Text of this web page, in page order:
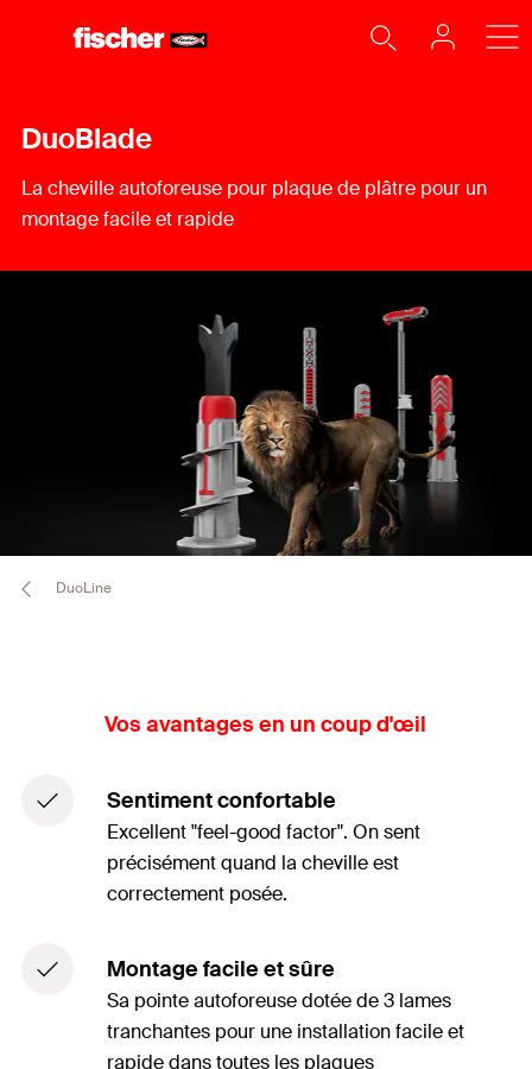
DuoBlade
La cheville autoforeuse pour plaque de plâtre pour un
montage facile et rapide
DuoLine
Vos avantages en un coup d'œil
Sentiment confortable
Excellent "feel-good factor". On sent
précisément quand la cheville est
correctement posée.
Montage facile et sûre
Sa pointe autoforeuse dotée de 3 lames
tranchantes pour une installation facile et
rapide dans toutes les plaques